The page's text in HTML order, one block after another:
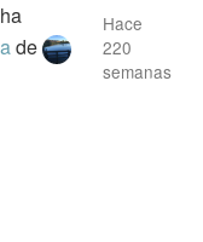
ha
de
Hace
220
semanas